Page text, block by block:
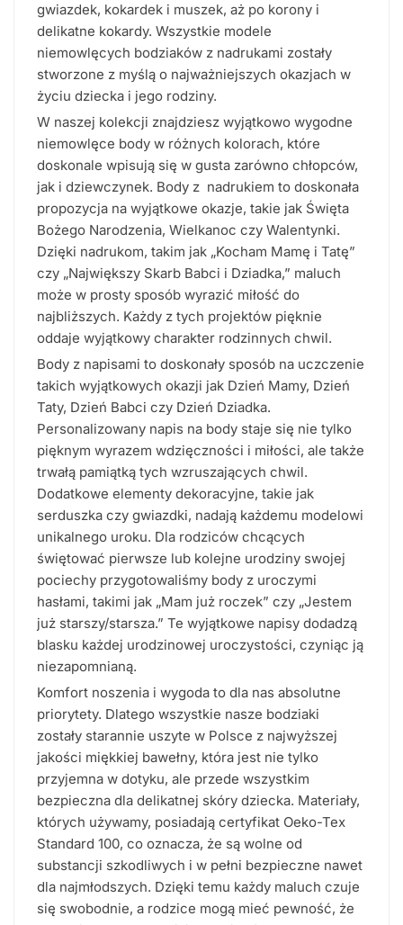
gwiazdek, kokardek i muszek, aż po korony i
delikatne kokardy. Wszystkie modele
niemowlęcych bodziaków z nadrukami zostały
stworzone z myślą o najważniejszych okazjach w
życiu dziecka i jego rodziny.
W naszej kolekcji znajdziesz wyjątkowo wygodne
niemowlęce body w różnych kolorach, które
doskonale wpisują się w gusta zarówno chłopców,
jak i dziewczynek. Body z nadrukiem to doskonała
propozycja na wyjątkowe okazje, takie jak Święta
Bożego Narodzenia, Wielkanoc czy Walentynki.
Dzięki nadrukom, takim jak „Kocham Mamę i Tatę”
czy „Największy Skarb Babci i Dziadka,” maluch
może w prosty sposób wyrazić miłość do
najbliższych. Każdy z tych projektów pięknie
oddaje wyjątkowy charakter rodzinnych chwil.
Body z napisami to doskonały sposób na uczczenie
takich wyjątkowych okazji jak Dzień Mamy, Dzień
Taty, Dzień Babci czy Dzień Dziadka.
Personalizowany napis na body staje się nie tylko
pięknym wyrazem wdzięczności i miłości, ale także
trwałą pamiątką tych wzruszających chwil.
Dodatkowe elementy dekoracyjne, takie jak
serduszka czy gwiazdki, nadają każdemu modelowi
unikalnego uroku. Dla rodziców chcących
świętować pierwsze lub kolejne urodziny swojej
pociechy przygotowaliśmy body z uroczymi
hasłami, takimi jak „Mam już roczek” czy „Jestem
już starszy/starsza.” Te wyjątkowe napisy dodadzą
blasku każdej urodzinowej uroczystości, czyniąc ją
niezapomnianą.
Komfort noszenia i wygoda to dla nas absolutne
priorytety. Dlatego wszystkie nasze bodziaki
zostały starannie uszyte w Polsce z najwyższej
jakości miękkiej bawełny, która jest nie tylko
przyjemna w dotyku, ale przede wszystkim
bezpieczna dla delikatnej skóry dziecka. Materiały,
których używamy, posiadają certyfikat Oeko-Tex
Standard 100, co oznacza, że są wolne od
substancji szkodliwych i w pełni bezpieczne nawet
dla najmłodszych. Dzięki temu każdy maluch czuje
się swobodnie, a rodzice mogą mieć pewność, że